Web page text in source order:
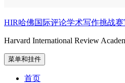
HIR哈佛国际评论学术写作挑战赛
Harvard International Review
菜单和挂件
首页